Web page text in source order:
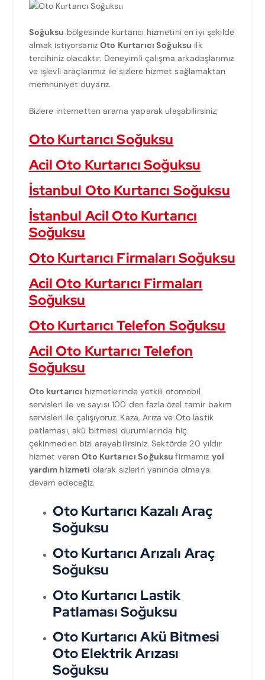
Soğuksu bölgesinde kurtarıcı hizmetini en iyi şekilde
almak istiyorsanızOto Kurtarıcı Soğuksu ilk
tercihiniz olacaktır. Deneyimli çalışma arkadaşlarımız
ve işlevli araçlarımız ile sizlere hizmet sağlamaktan
memnuniyet duyarız.
Bizlere internetten arama yaparak ulaşabilirsiniz;
Oto Kurtarıcı Soğuksu
Acil Oto Kurtarıcı Soğuksu
İstanbul Oto Kurtarıcı Soğuksu
İstanbul Acil Oto Kurtarıcı
Soğuksu
Oto Kurtarıcı Firmaları Soğuksu
Acil Oto Kurtarıcı Firmaları
Soğuksu
Oto Kurtarıcı Telefon Soğuksu
Acil Oto Kurtarıcı Telefon
Soğuksu
Oto kurtarıcı hizmetlerinde yetkili otomobil
servisleri ile ve sayısı 100 den fazla özel tamir bakım
servisleri ile çalışıyoruz. Kaza, Arıza ve Oto lastik
patlaması, akü bitmesi durumlarında hiç
çekinmeden bizi arayabilirsiniz. Sektörde 20 yıldır
hizmet verenOto Kurtarıcı Soğuksufirmamız yol
yardım hizmeti olarak sizlerin yanında olmaya
devam edeceğiz.
Oto Kurtarıcı Kazalı Araç
Soğuksu
Oto Kurtarıcı Arızalı Araç
Soğuksu
Oto Kurtarıcı Lastik
Patlaması Soğuksu
Oto Kurtarıcı Akü Bitmesi
Oto Elektrik Arızası
Soğuksu